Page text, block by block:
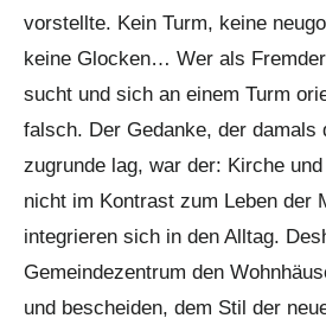
vorstellte. Kein Turm, keine
keine Glocken… Wer als
sucht und sich an einem Turm
falsch. Der Gedanke, der damals
zugrunde lag, war der: Kirche
nicht im Kontrast zum Leben der
integrieren sich in den Alltag.
Gemeindezentrum den
und bescheiden, dem Stil der